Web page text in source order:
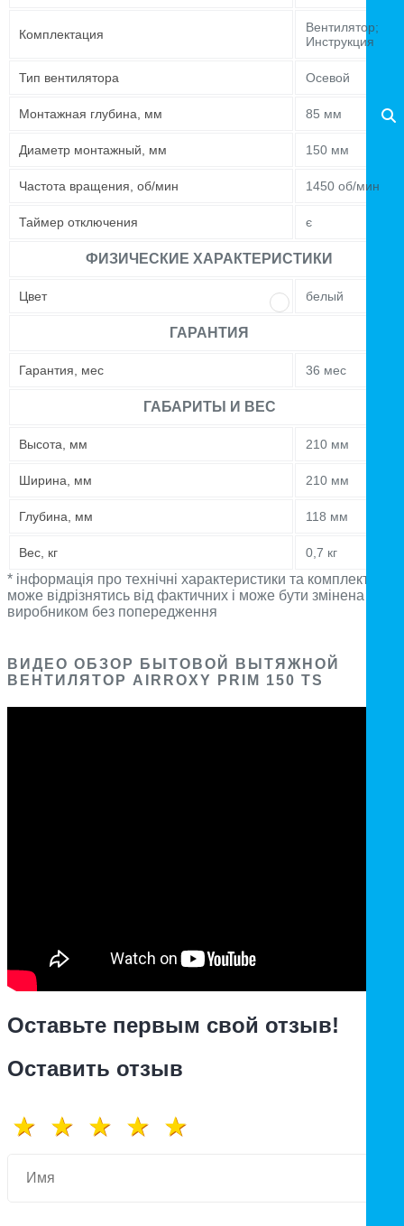
Комплектация
Вентилятор;
Инструкция
Тип вентилятора Осевой
Монтажная глубина, мм 85 мм
Диаметр монтажный, мм 150 мм
Частота вращения, об/мин 1450 об/мин
Таймер отключения є
ФИЗИЧЕСКИЕ ХАРАКТЕРИСТИКИ
Цвет белый
ГАРАНТИЯ
Гарантия, мес 36 мес
ГАБАРИТЫ И ВЕС
Высота, мм 210 мм
Ширина, мм 210 мм
Глубина, мм 118 мм
Вес, кг 0,7 кг
* інформація про технічні характеристики та комплектацію
може відрізнятись від фактичних і може бути змінена
виробником без попередження
ВИДЕО ОБЗОР БЫТОВОЙ ВЫТЯЖНОЙ
ВЕНТИЛЯТОР AIRROXY PRIM 150 TS
Оставьте первым свой отзыв!
Оставить отзыв